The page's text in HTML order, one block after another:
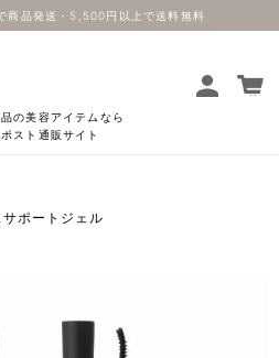
商品発送・5,500円以上で送料無料
の美容アイテムなら
スト通販サイト
ポートジェル